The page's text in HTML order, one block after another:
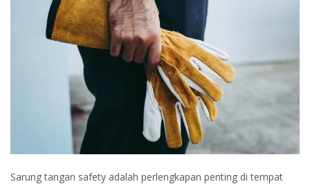
Sarung tangan safety adalah perlengkapan penting di tempat